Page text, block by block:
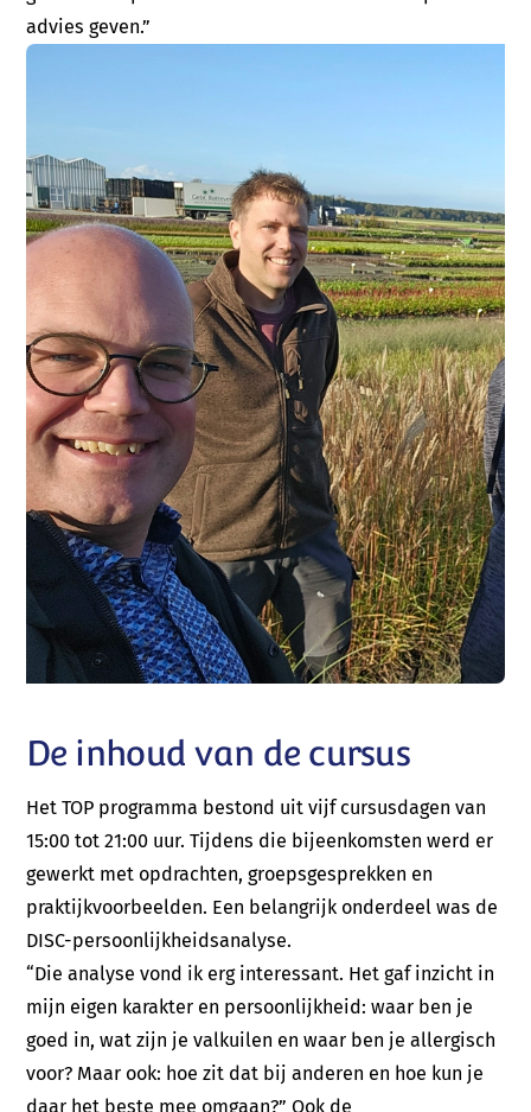
advies geven.”
De inhoud van de cursus
Het TOP programma bestond uit vijf cursusdagen van
15:00 tot 21:00 uur. Tijdens die bijeenkomsten werd er
gewerkt met opdrachten, groepsgesprekken en
praktijkvoorbeelden. Een belangrijk onderdeel was de
DISC-persoonlijkheidsanalyse.
“Die analyse vond ik erg interessant. Het gaf inzicht in
mijn eigen karakter en persoonlijkheid: waar ben je
goed in, wat zijn je valkuilen en waar ben je allergisch
voor? Maar ook: hoe zit dat bij anderen en hoe kun je
daar het beste mee omgaan?” Ook de